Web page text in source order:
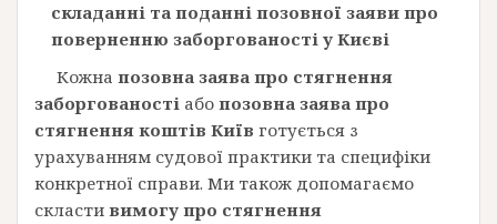
складанні та поданні позовної заяви про
поверненню заборгованості у Києві
Кожна позовна заява про стягнення
заборгованості або позовна заява про
стягнення коштів Київ готується з
урахуванням судової практики та специфіки
конкретної справи. Ми також допомагаємо
скласти вимогу про стягнення